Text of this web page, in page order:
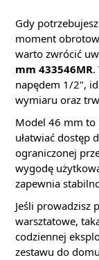
Gdy
moment
warto zwrócić
mm 433546MR.
napędem 1/2",
wymiaru oraz
Model 46 mm to
ułatwiać dostęp
ograniczonej
wygodę
zapewnia
Jeśli prowadzisz
warsztatowe,
codziennej
zestawu do